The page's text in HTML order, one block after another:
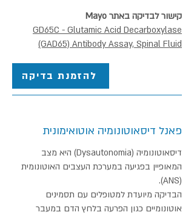
קישור לבדיקה באתר Mayo
GD65C - Glutamic Acid Decarboxylase
(GAD65) Antibody Assay, Spinal Fluid
להזמנת בדיקה
פאנל דיסאוטונומיה אוטואימונית
דיסאוטונומיה (Dysautonomia) היא מצב
המאופיין בפגיעה במערכת העצבים האוטונומית
(ANS).
הבדיקה מיועדת למטופלים עם תסמינים
אוטונומיים כגון הפרעה בלחץ הדם במעבר